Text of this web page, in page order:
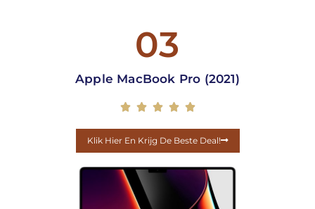
03
Apple MacBook Pro (2021)
    
Klik Hier En Krijg De Beste Deal!